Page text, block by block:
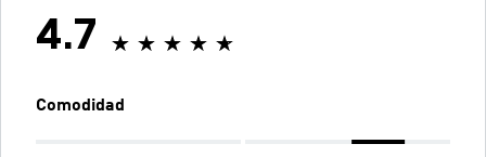
4.7
Comodidad